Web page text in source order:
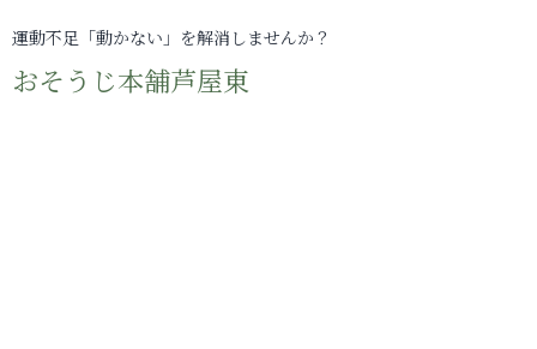
運動不足「動かない」を解消しませんか？
おそうじ本舗芦屋東